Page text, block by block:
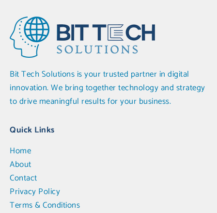
Bit Tech Solutions is your trusted partner in digital
innovation. We bring together technology and strategy
to drive meaningful results for your business.
Quick Links
Home
About
Contact
Privacy Policy
Terms & Conditions